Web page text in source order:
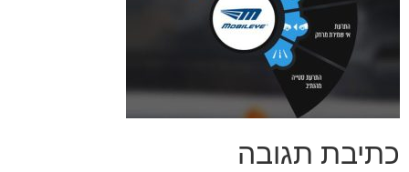
כתיבת תגובה